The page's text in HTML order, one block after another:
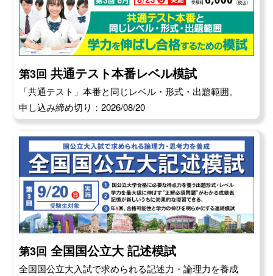
第3回 共通テスト本番レベル模試
「共通テスト」本番と同じレベル・形式・出題範囲。
申し込み締め切り：2026/08/20
第3回 全国国公立大 記述模試
全国国公立大入試で求められる記述力・論理力を養成